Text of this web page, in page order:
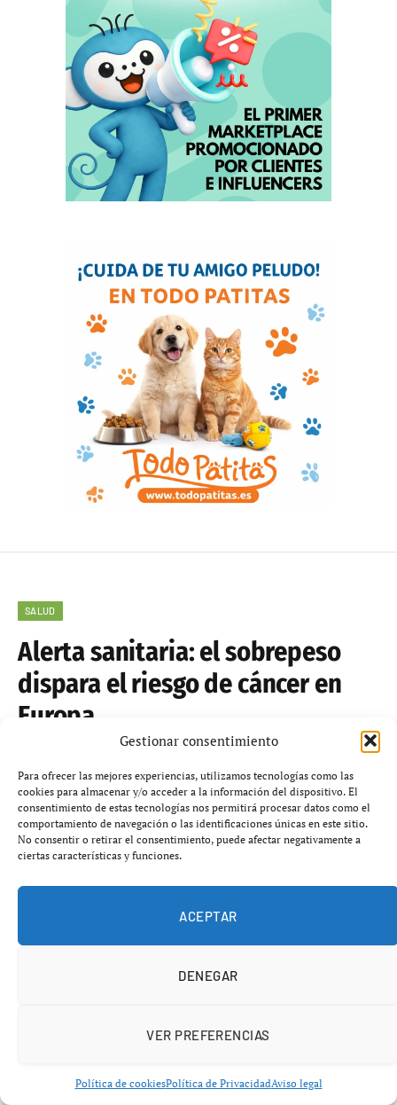
Gestionar consentimiento
Para ofrecer las mejores experiencias, utilizamos tecnologías como las
cookies para almacenar y/o acceder a la información del dispositivo. El
consentimiento de estas tecnologías nos permitirá procesar datos como el
comportamiento de navegación o las identificaciones únicas en este sitio.
No consentir o retirar el consentimiento, puede afectar negativamente a
ciertas características y funciones.
ACEPTAR
DENEGAR
VER PREFERENCIAS
Política de cookiesPolítica de PrivacidadAviso legal
SALUD
Alerta sanitaria: el sobrepeso
dispara el riesgo de cáncer en
Europa